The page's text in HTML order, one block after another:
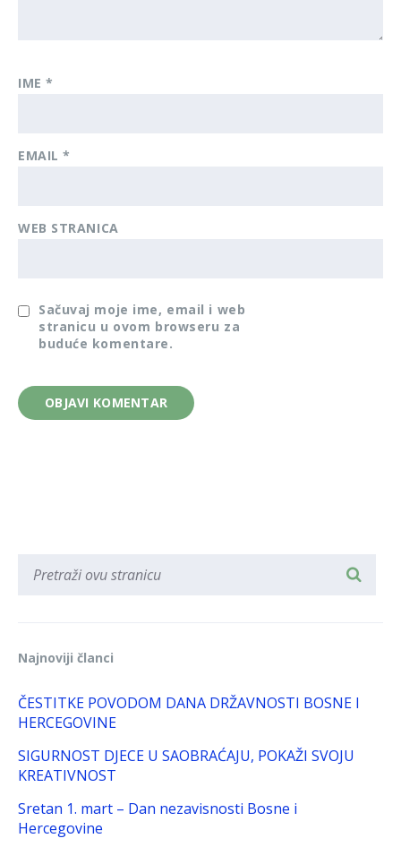
IME*
EMAIL*
WEB STRANICA
Sačuvaj moje ime, email i web
stranicu u ovom browseru za
buduće komentare.
Najnoviji članci
ČESTITKE POVODOM DANA DRŽAVNOSTI BOSNE I
HERCEGOVINE
SIGURNOST DJECE U SAOBRAĆAJU, POKAŽI SVOJU
KREATIVNOST
Sretan 1. mart – Dan nezavisnosti Bosne i
Hercegovine